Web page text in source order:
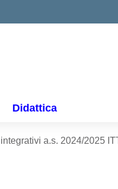
Didattica
a.s. 2024/2025